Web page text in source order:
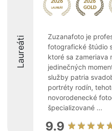
Laureáti
Zuzanafoto je
fotografické štúdio
ktoré sa zameriava
jedinečných
služby patria
portréty rodín,
novorodenecké
špecializované ...
9.9